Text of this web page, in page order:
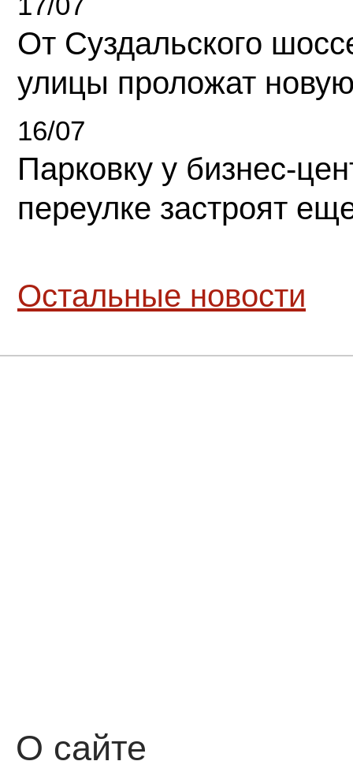
От Суздальского
улицы проложат
16/07
Парковку у бизнес-
переулке застроят
Остальные новости
О сайте